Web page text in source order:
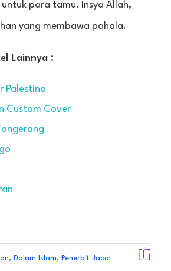
para tamu. Insya Allah,
yang membawa pahala.
Lainnya :
Palestina
Custom Cover
, Dalam Islam, Penerbit Jabal